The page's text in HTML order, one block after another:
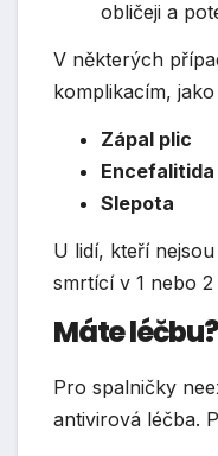
obličeji a
V některých
komplikacím, jako
Zápal plic
Encefalitida
Slepota
U lidí, kteří
smrtící v 1 nebo
Máte léčbu?
Pro spalničky
antivirová léčba.